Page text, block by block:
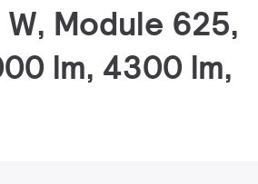
Module 625,
lm, 4300 lm,